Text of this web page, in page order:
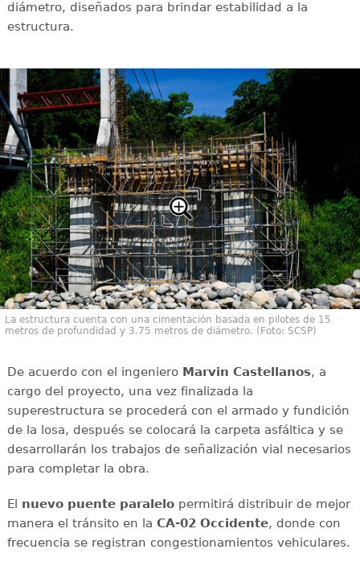
diámetro, diseñados para brindar estabilidad a la
estructura.
La estructura cuenta con una cimentación basada en pilotes de 15
metros de profundidad y 3.75 metros de diámetro. (Foto: SCSP)
De acuerdo con el ingeniero Marvin Castellanos, a
cargo del proyecto, una vez finalizada la
superestructura se procederá con el armado y fundición
de la losa, después se colocará la carpeta asfáltica y se
desarrollarán los trabajos de señalización vial necesarios
para completar la obra.
El nuevo puente paralelopermitirá distribuir de mejor
manera el tránsito en la CA-02 Occidente, donde con
frecuencia se registran congestionamientos vehiculares.